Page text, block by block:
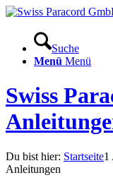
Suche
Menü Menü
Swiss
Du bist hier: Startseite1
Anleitungen